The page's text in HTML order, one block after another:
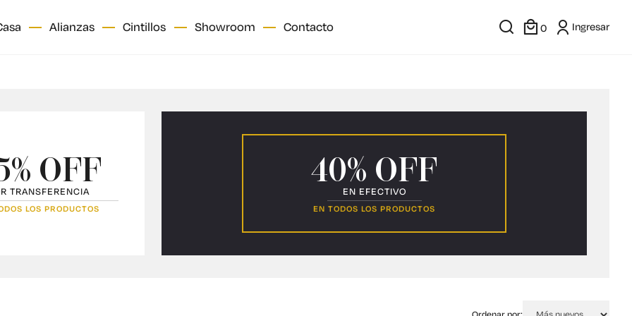
Alianzas Cintillos Showroom Contacto 0 Ingresar
OFF
TRANSFERENCIA
LOS PRODUCTOS
40% OFF
EN EFECTIVO
EN TODOS LOS PRODUCTOS